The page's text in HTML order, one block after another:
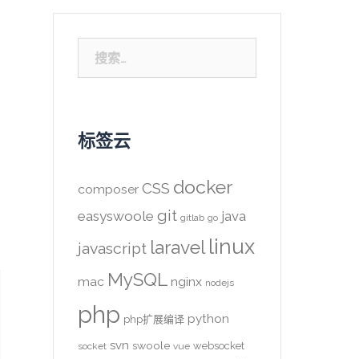
索：
标签云
composer CSS docker
easyswoole git gitlab go java
javascript laravel linux
mac MySQL nginx nodejs
php php扩展编译 python
socket svn swoole vue websocket